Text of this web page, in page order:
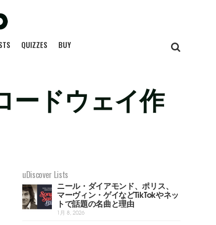
QUIZZES BUY
ードウェイ作
uDiscover Lists
ニール・ダイアモンド、ポリス、
マーヴィン・ゲイなどTikTokやネッ
トで話題の名曲と理由
1月 8, 2026